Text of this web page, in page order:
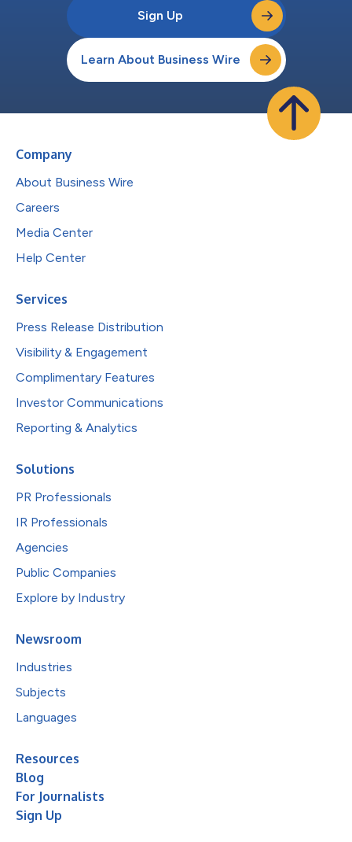
Sign Up
Learn About Business Wire
Company
About Business Wire
Careers
Media Center
Help Center
Services
Press Release Distribution
Visibility & Engagement
Complimentary Features
Investor Communications
Reporting & Analytics
Solutions
PR Professionals
IR Professionals
Agencies
Public Companies
Explore by Industry
Newsroom
Industries
Subjects
Languages
Resources
Blog
For Journalists
Sign Up